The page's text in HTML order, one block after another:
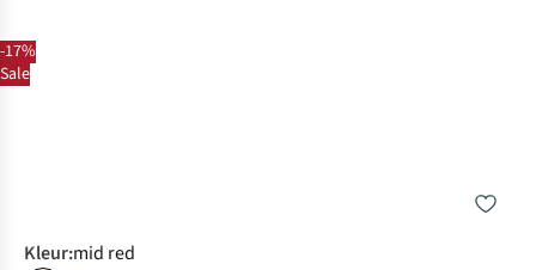
-17%
Sale
Kleur:mid red